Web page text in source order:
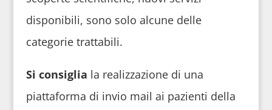
disponibili, sono solo alcune delle
categorie trattabili.
Si consiglia la realizzazione di una
piattaforma di invio mail ai pazienti della